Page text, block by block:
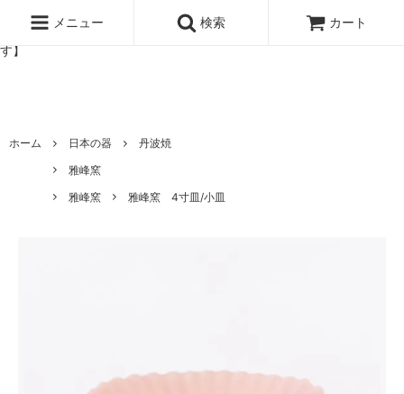
ッタのオンラインストア【アラビア,クイストゴーなどの北欧ヴィンテ
ージ食器,雅峰窯やソルテグラスジュエリーなどの作家の作品が並びま
す】
メニュー 検索 カート
ホーム 日本の器
丹波焼
雅峰窯
雅峰窯
雅峰窯 4寸皿/小皿